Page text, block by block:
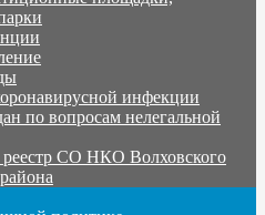
инфекции
по вопросам нелегальной
реестр СО НКО Волховского